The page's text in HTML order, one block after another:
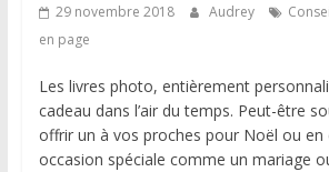
29 novembre 2018 Audrey
en page
Les livres photo, entièrement
cadeau dans l’air du temps. Peut-être
offrir un à vos proches pour Noël ou en
occasion spéciale comme un mariage